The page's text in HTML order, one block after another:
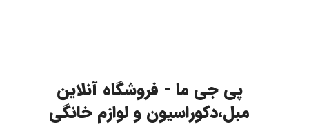
پی جی ما - فروشگاه آنلاین
مبل،دکوراسیون و لوازم خانگی